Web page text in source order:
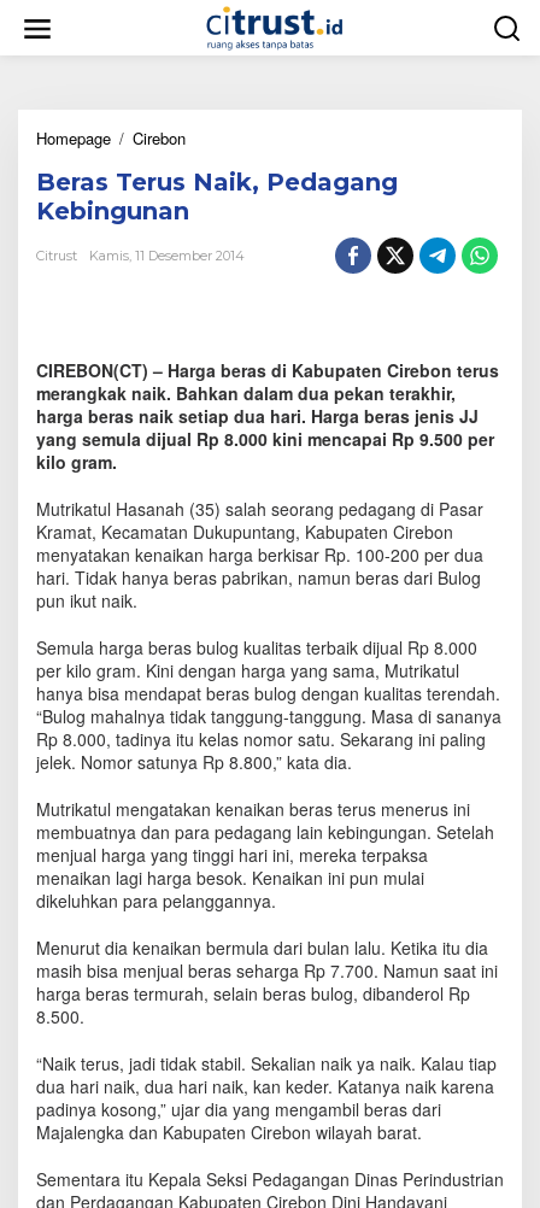
w
Homepage / Cirebon
a
s
T
e
a
i
k
,
d
a
g
a
e
b
i
n
g
u
a
n
Beras Terus Naik, Pedagang
Kebingunan
Citrust Kamis, 11 Desember 2014
CIREBON(CT) – Harga beras di Kabupaten Cirebon terus
merangkak naik. Bahkan dalam dua pekan terakhir,
harga beras naik setiap dua hari. Harga beras jenis JJ
yang semula dijual Rp 8.000 kini mencapai Rp 9.500 per
kilo gram.
Mutrikatul Hasanah (35) salah seorang pedagang di Pasar
Kramat, Kecamatan Dukupuntang, Kabupaten Cirebon
menyatakan kenaikan harga berkisar Rp. 100-200 per dua
hari. Tidak hanya beras pabrikan, namun beras dari Bulog
pun ikut naik.
Semula harga beras bulog kualitas terbaik dijual Rp 8.000
per kilo gram. Kini dengan harga yang sama, Mutrikatul
hanya bisa mendapat beras bulog dengan kualitas terendah.
“Bulog mahalnya tidak tanggung-tanggung. Masa di sananya
Rp 8.000, tadinya itu kelas nomor satu. Sekarang ini paling
jelek. Nomor satunya Rp 8.800,” kata dia.
Mutrikatul mengatakan kenaikan beras terus menerus ini
membuatnya dan para pedagang lain kebingungan. Setelah
menjual harga yang tinggi hari ini, mereka terpaksa
menaikan lagi harga besok. Kenaikan ini pun mulai
dikeluhkan para pelanggannya.
Menurut dia kenaikan bermula dari bulan lalu. Ketika itu dia
masih bisa menjual beras seharga Rp 7.700. Namun saat ini
harga beras termurah, selain beras bulog, dibanderol Rp
8.500.
“Naik terus, jadi tidak stabil. Sekalian naik ya naik. Kalau tiap
dua hari naik, dua hari naik, kan keder. Katanya naik karena
padinya kosong,” ujar dia yang mengambil beras dari
Majalengka dan Kabupaten Cirebon wilayah barat.
Sementara itu Kepala Seksi Pedagangan Dinas Perindustrian
dan Perdagangan Kabupaten Cirebon Dini Handayani